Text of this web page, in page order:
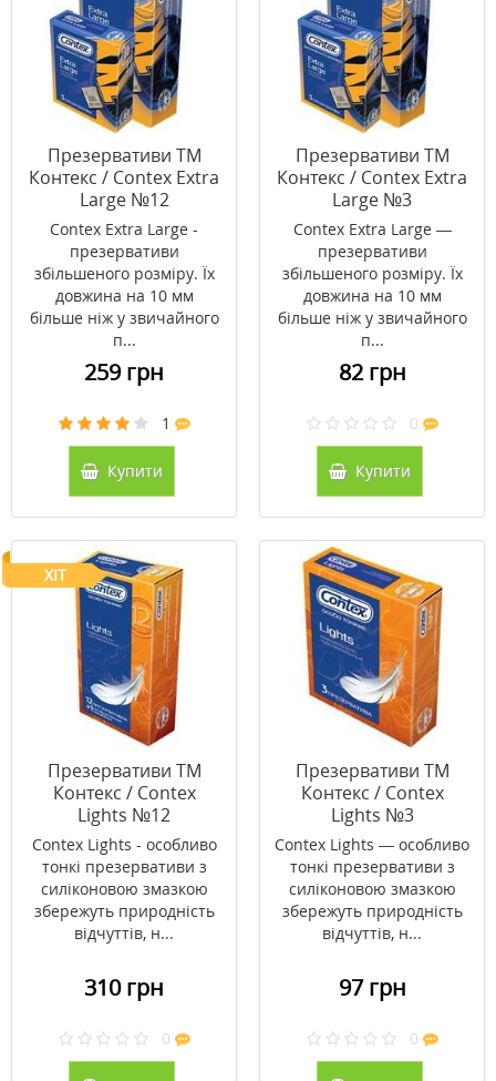
Презервативи ТМ
Контекс / Contex Extra
Large №12
Contex Extra Large -
презервативи
збільшеного розміру. Їх
довжина на 10 мм
більше ніж у звичайного
п...
259 грн
1
Купити
Презервативи ТМ
Контекс / Contex Extra
Large №3
Contex Extra Large —
презервативи
збільшеного розміру. Їх
довжина на 10 мм
більше ніж у звичайного
п...
82 грн
0
Купити
ХІТ
Презервативи ТМ
Контекс / Contex
Lights №12
Contex Lights - особливо
тонкі презервативи з
силіконовою змазкою
збережуть природність
відчуттів, н...
310 грн
0
Презервативи ТМ
Контекс / Contex
Lights №3
Contex Lights — особливо
тонкі презервативи з
силіконовою змазкою
збережуть природність
відчуттів, н...
97 грн
0